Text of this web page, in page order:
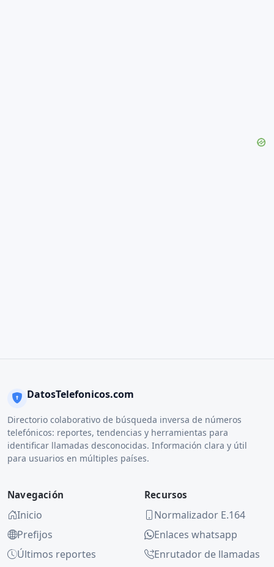
DatosTelefonicos.com
Directorio colaborativo de búsqueda inversa de números
telefónicos: reportes, tendencias y herramientas para
identificar llamadas desconocidas. Información clara y útil
para usuarios en múltiples países.
Navegación
Inicio
Prefijos
Últimos reportes
Recursos
Normalizador E.164
Enlaces whatsapp
Enrutador de llamadas